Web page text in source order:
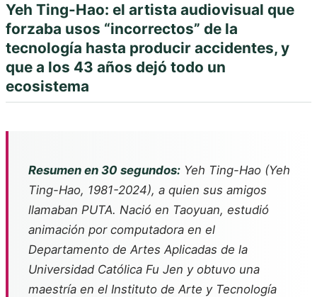
Yeh Ting-Hao: el artista audiovisual que
forzaba usos “incorrectos” de la
tecnología hasta producir accidentes, y
que a los 43 años dejó todo un
ecosistema
Resumen en 30 segundos: Yeh Ting-Hao (Yeh
Ting-Hao, 1981-2024), a quien sus amigos
llamaban PUTA. Nació en Taoyuan, estudió
animación por computadora en el
Departamento de Artes Aplicadas de la
Universidad Católica Fu Jen y obtuvo una
maestría en el Instituto de Arte y Tecnología